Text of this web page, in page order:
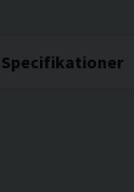
Specifikationer